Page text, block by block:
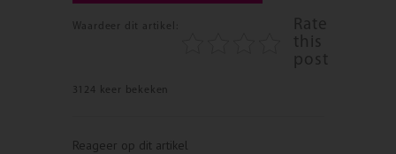
Waardeer dit artikel:
Rate
this
post
3124 keer bekeken
Reageer op dit artikel